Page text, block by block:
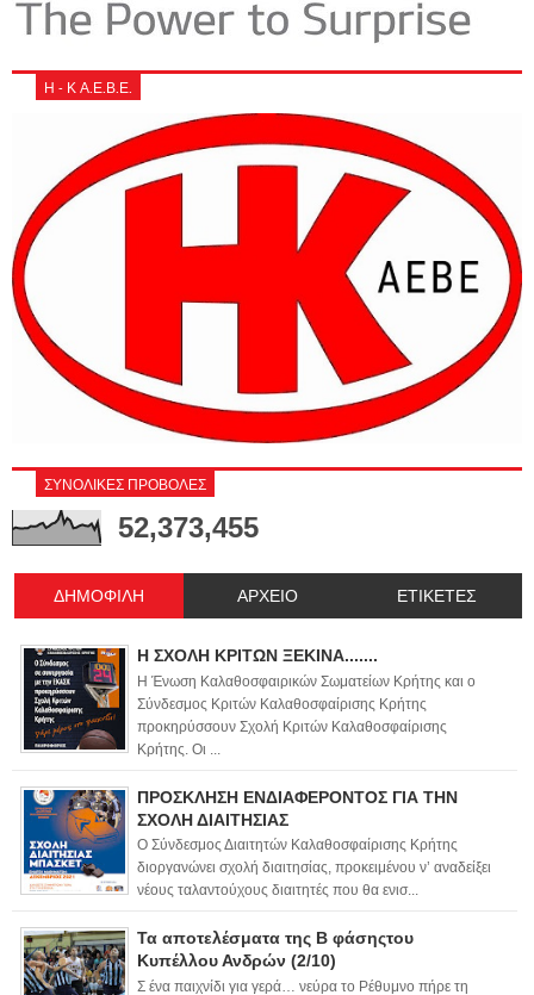
Η - Κ Α.Ε.Β.Ε.
ΣΥΝΟΛΙΚΕΣ ΠΡΟΒΟΛΕΣ
52,373,455
ΔΗΜΟΦΙΛΗ ΑΡΧΕΙΟ ΕΤΙΚΕΤΕΣ
Η ΣΧΟΛΗ ΚΡΙΤΩΝ ΞΕΚΙΝΑ.......
Η Ένωση Καλαθοσφαιρικών Σωματείων Κρήτης και ο
Σύνδεσμος Κριτών Καλαθοσφαίρισης Κρήτης
προκηρύσσουν Σχολή Κριτών Καλαθοσφαίρισης
Κρήτης. Οι ...
ΠΡΟΣΚΛΗΣΗ ΕΝΔΙΑΦΕΡΟΝΤΟΣ ΓΙΑ ΤΗΝ
ΣΧΟΛΗ ΔΙΑΙΤΗΣΙΑΣ
Ο Σύνδεσμος Διαιτητών Καλαθοσφαίρισης Κρήτης
διοργανώνει σχολή διαιτησίας, προκειμένου ν’ αναδείξει
νέους ταλαντούχους διαιτητές που θα ενισ...
Τα αποτελέσματα της Β φάσηςτου
Κυπέλλου Ανδρών (2/10)
Σ ένα παιχνίδι για γερά… νεύρα το Ρέθυμνο πήρε τη